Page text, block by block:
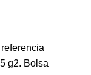
g2. Bolsa